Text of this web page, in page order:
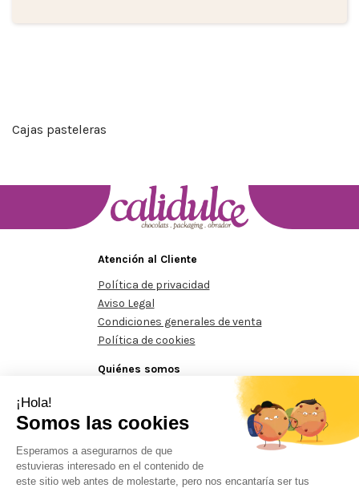
Cajas pasteleras
Atención al Cliente
Política de privacidad
Aviso Legal
Condiciones generales de venta
Política de cookies
Quiénes somos
Contacte con nosotros
mínimos de 125€ Pedidos mínimos de 125€
Prohibida la reproducción total o parcial del contenido aparecido en este sitio